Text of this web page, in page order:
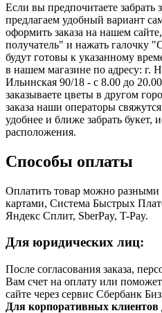
Если вы предпочитаете забрать
предлагаем удобный вариант
оформить заказа на нашем
получатель" и нажать галочку
будут готовы к указанному
в нашем магазине по адресу: г.
Ильинская 90/18 - с 8.00 до
заказываете цветы в другом
заказа наши операторы
удобнее и ближе забрать букет,
расположения.
Способы оплаты
Оплатить товар можно
картами, Система Быстрых
Яндекс Сплит, SberPay, T-Pay.
Для юридических лиц:
После согласования заказа,
Вам счет на оплату или
сайте через сервис Сбербанк
Для корпоративных клиентов